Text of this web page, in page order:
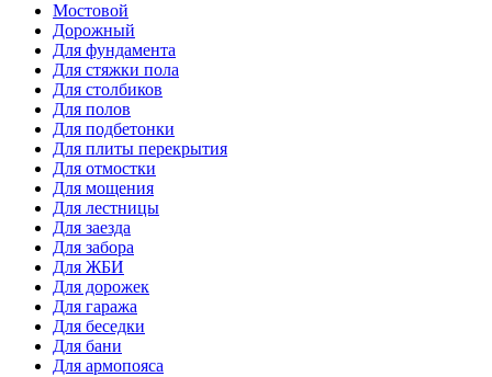
Мостовой
Дорожный
Для фундамента
Для стяжки пола
Для столбиков
Для полов
Для подбетонки
Для плиты перекрытия
Для отмостки
Для мощения
Для лестницы
Для заезда
Для забора
Для ЖБИ
Для дорожек
Для гаража
Для беседки
Для бани
Для армопояса